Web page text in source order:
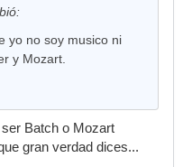
yo no soy musico ni
y Mozart.
Batch o Mozart
gran verdad dices...